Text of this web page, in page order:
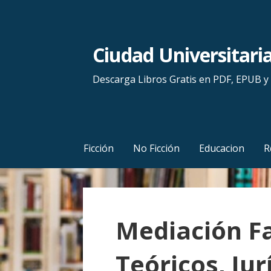
n
t
e
n
i
d
Ciudad
Descarga Libros Gratis en PDF, EPUB y
Ficción No Ficción Educacion
Mediación
Teóricos,